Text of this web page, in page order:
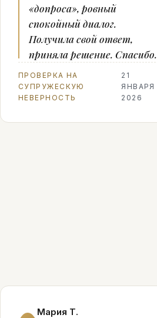
«допроса», ровный
спокойный диалог.
Получила свой ответ,
приняла решение. Спасибо.
ПРОВЕРКА НА
СУПРУЖЕСКУЮ
НЕВЕРНОСТЬ
21
ЯНВАРЯ
2026
Мария Т.